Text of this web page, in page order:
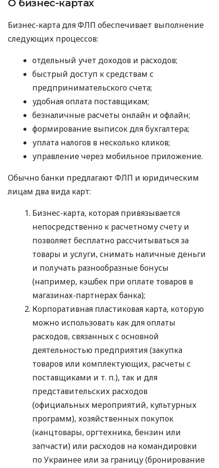
О бизнес-картах
Бизнес-карта для ФЛП обеспечивает выполнение
следующих процессов:
отдельный учет доходов и расходов;
быстрый доступ к средствам с
предпринимательского счета;
удобная оплата поставщикам;
безналичные расчеты онлайн и офлайн;
формирование выписок для бухгалтера;
уплата налогов в несколько кликов;
управление через мобильное приложение.
Обычно банки предлагают ФЛП и юридическим
лицам два вида карт:
Бизнес-карта, которая привязывается
непосредственно к расчетному счету и
позволяет бесплатно рассчитываться за
товары и услуги, снимать наличные деньги
и получать разнообразные бонусы
(например, кэшбек при оплате товаров в
магазинах-партнерах банка);
Корпоративная пластиковая карта, которую
можно использовать как для оплаты
расходов, связанных с основной
деятельностью предприятия (закупка
товаров или комплектующих, расчеты с
поставщиками и т. п.), так и для
представительских расходов
(официальных мероприятий, культурных
программ), хозяйственных покупок
(канцтовары, оргтехника, бензин или
запчасти) или расходов на командировки
по Украинее или за границу (бронирование